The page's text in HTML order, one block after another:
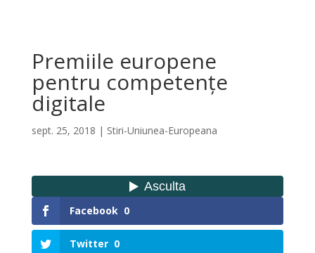
Premiile europene
pentru competențe
digitale
sept. 25, 2018 | Stiri-Uniunea-Europeana
Facebook 0
Twitter 0